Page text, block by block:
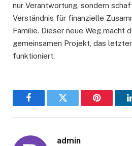
nur Verantwortung, sondern
Verständnis für finanzielle
Familie. Dieser neue Weg macht
gemeinsamen Projekt, das
funktioniert.
FacebookTwitter Pinterest
admin